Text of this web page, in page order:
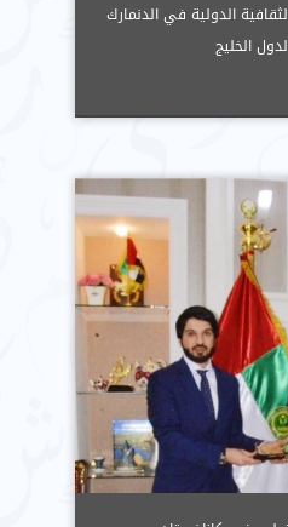
الدولية في الدنمارك
الخليج